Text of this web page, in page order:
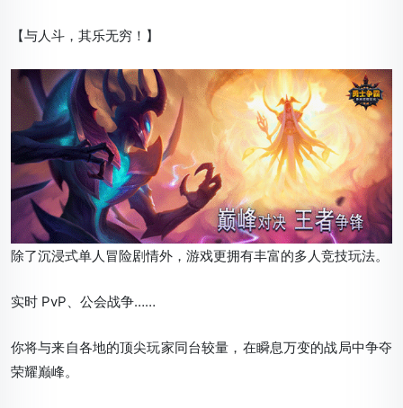
【与人斗，其乐无穷！】
除了沉浸式单人冒险剧情外，游戏更拥有丰富的多人竞技玩法。
实时 PvP、公会战争……
你将与来自各地的顶尖玩家同台较量，在瞬息万变的战局中争夺
荣耀巅峰。